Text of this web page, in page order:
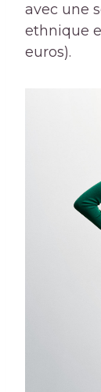
avec une
ethnique
euros).